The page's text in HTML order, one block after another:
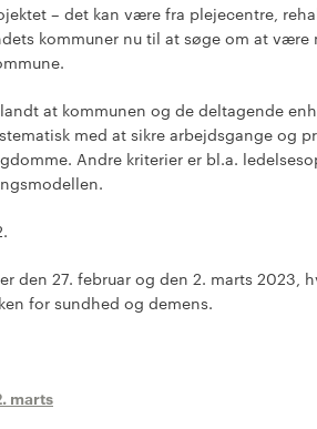
– det kan være fra plejecentre,
kommuner nu til at søge om at være
at kommunen og de deltagende
med at sikre arbejdsgange og
Andre kriterier er bl.a.
den 27. februar og den 2. marts 2023,
for sundhed og demens.
marts